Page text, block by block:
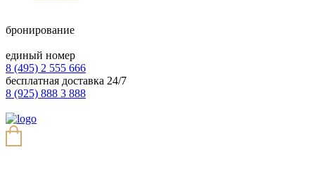
бронирование
единый номер
8 (495) 2 555 666
бесплатная доставка 24/7
8 (925) 888 3 888